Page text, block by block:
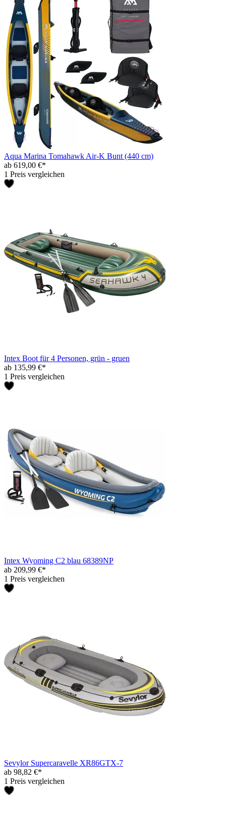
Aqua Marina Tomahawk Air-K Bunt (440 cm)
ab 619,00 €*
1 Preis vergleichen
Intex Boot für 4 Personen, grün - gruen
ab 135,99 €*
1 Preis vergleichen
Intex Wyoming C2 blau 68389NP
ab 209,99 €*
1 Preis vergleichen
Sevylor Supercaravelle XR86GTX-7
ab 98,82 €*
1 Preis vergleichen